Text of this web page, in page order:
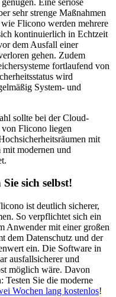
sehr strenge Maßnahmen
Flicono werden mehrere
kontinuierlich in Echtzeit
dem Ausfall einer
gehen. Zudem
fortlaufend von
wird
System- und
sollte bei der Cloud-
Flicono liegen
mit
modernen und
sich selbst!
ist deutlich sicherer,
So verpflichtet sich ein
Anwender mit einer großen
dem Datenschutz und der
ein. Die Software in
ausfallsicherer und
möglich wäre. Davon
Testen Sie die moderne
Wochen lang kostenlos!